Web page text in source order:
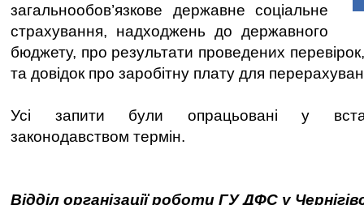
загальнообов’язкове державне соціальне
страхування, надходжень до державного
бюджету, про результати проведених
та довідок про заробітну плату для
Усі запити були опрацьовані у
законодавством термін.
Відділ організації роботи ГУ ДФС у